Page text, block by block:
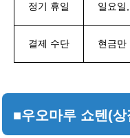
정기 휴일 일요일
결제 수단 현금만
■우오마루 쇼텐(상